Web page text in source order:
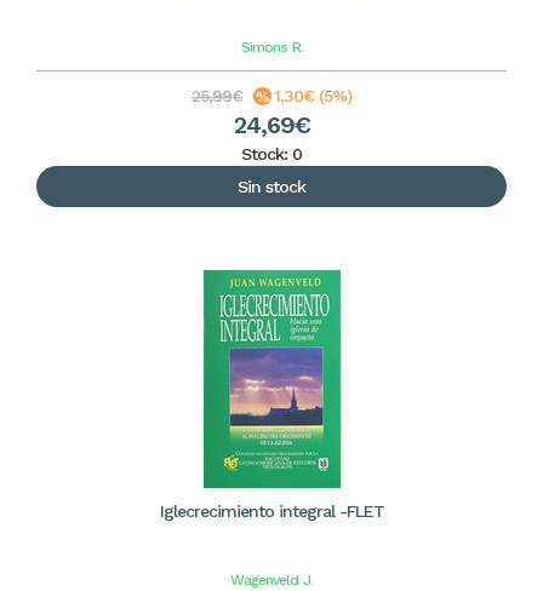
Simons R.
25,99€ 1,30€ (5%)
24,69€
Stock: 0
Sin stock
Iglecrecimiento integral -FLET
Wagenveld J.